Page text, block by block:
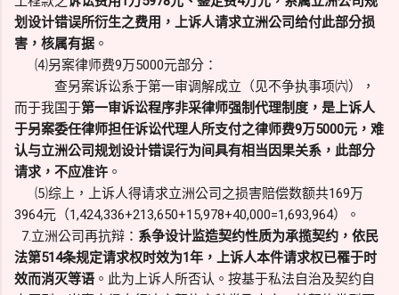
划设计错误所衍生之费用，上诉人请求立洲公司给付此部分损
害，核属有据 。
⑷另案律师费9万5000元部分：
查另案诉讼系于第一审调解成立（见不争执事项㈥），
而于我国于第一审诉讼程序非采律师强制代理制度，是上诉人
于另案委任律师担任诉讼代理人所支付之律师费9万5000元，难
认与立洲公司规划设计错误行为间具有相当因果关系，此部分
请求，不应准许 。
⑸综上，上诉人得请求立洲公司之损害赔偿数额共169万
3964元（1,424,336+213,650+15,978+40,000=1,693,964）。
7.立洲公司再抗辩： 系争设计监造契约性质为承揽契约，依民
法第514条规定请求权时效为1年，上诉人本件请求权已罹于时
效而消灭等语 。此为上诉人所否认。按基于私法自治及契约自